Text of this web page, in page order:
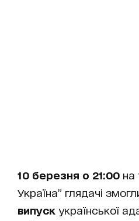
10 березня о 21:00 на
Україна” глядачі
випуск української